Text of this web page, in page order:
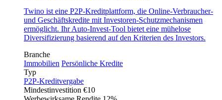
Twino ist eine P2P-Kreditplattform, die Online-Verbraucher-
und Geschäftskredite mit Investoren-Schutzmechanismen
ermöglicht. Ihr Auto-Invest-Tool bietet eine mühelose
Diversifizierung basierend auf den Kriterien des Investors.
Branche
Immobilien Persönliche Kredite
Typ
P2P-Kreditvergabe
Mindestinvestition €10